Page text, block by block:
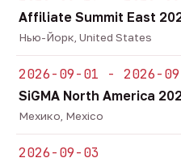
Affiliate Summit East
Нью-Йорк, United States
2026-09-01 - 2026-
SiGMA North America
Мехико, Mexico
2026-09-03